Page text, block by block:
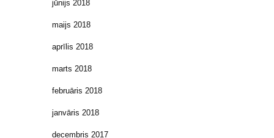
jūnijs 2018
maijs 2018
aprīlis 2018
marts 2018
februāris 2018
janvāris 2018
decembris 2017